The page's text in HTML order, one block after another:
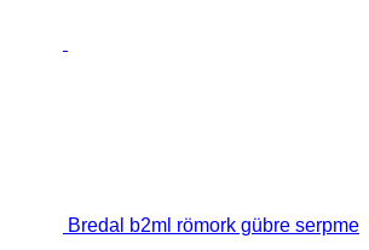
Bredal b2ml römork gübre serpme